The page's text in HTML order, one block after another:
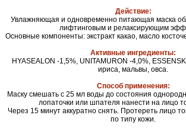
Действие:
Увлажняющая и одновременно питающая маска
лифтинговым и релаксирующим
Основные компоненты: экстракт какао, масло
Активные ингредиенты:
HYASEALON -1,5%, UNITAMURON -4,0%,
ириса, мальвы, овса.
Способ применения:
Маску смешать с 25 мл воды до состояния
лопаточки или шпателя нанести на лицо
Через 15 минут аккуратно снять. Протереть лицо
по типу кожи.